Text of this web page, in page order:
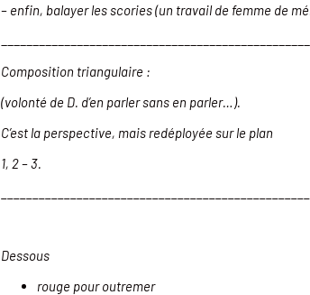
– enfin, balayer les scories (un travail de femme de
Composition triangulaire :
(volonté de D. d’en parler sans en parler…).
C’est la perspective, mais redéployée sur le plan
1, 2 – 3.
Dessous
rouge pour outremer